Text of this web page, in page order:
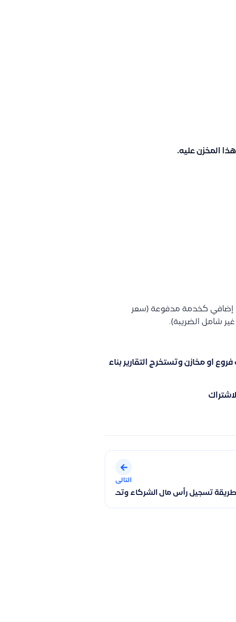
المخزن عليه.
إضافي كخدمة مدفوعة (سعر
او مخازن وتستخرج التقارير بناء
التالى
تسجيل رأس مال الشركاء وتحديد نسبة كل شريك باستخدام